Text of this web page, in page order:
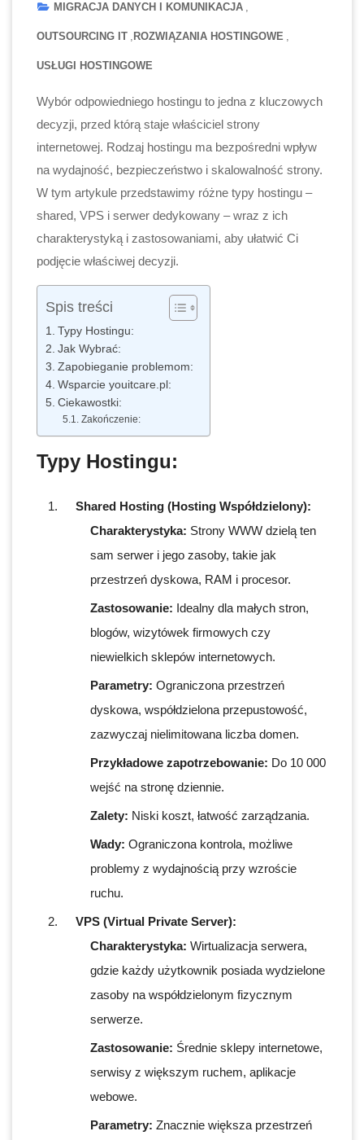
MIGRACJA DANYCH I KOMUNIKACJA
OUTSOURCING IT ROZWIĄZANIA HOSTINGOWE
USŁUGI HOSTINGOWE
Wybór odpowiedniego hostingu to jedna z kluczowych
decyzji, przed którą staje właściciel strony
internetowej. Rodzaj hostingu ma bezpośredni wpływ
na wydajność, bezpieczeństwo i skalowalność strony.
W tym artykule przedstawimy różne typy hostingu –
shared, VPS i serwer dedykowany – wraz z ich
charakterystyką i zastosowaniami, aby ułatwić Ci
podjęcie właściwej decyzji.
Spis treści
Typy Hostingu:
Jak Wybrać:
Zapobieganie problemom:
Wsparcie youitcare.pl:
Ciekawostki:
Zakończenie:
Typy Hostingu:
Shared Hosting (Hosting Współdzielony):
Charakterystyka: Strony WWW dzielą ten
sam serwer i jego zasoby, takie jak
przestrzeń dyskowa, RAM i procesor.
Zastosowanie: Idealny dla małych stron,
blogów, wizytówek firmowych czy
niewielkich sklepów internetowych.
Parametry: Ograniczona przestrzeń
dyskowa, współdzielona przepustowość,
zazwyczaj nielimitowana liczba domen.
Przykładowe zapotrzebowanie: Do 10 000
wejść na stronę dziennie.
Zalety: Niski koszt, łatwość zarządzania.
Wady: Ograniczona kontrola, możliwe
problemy z wydajnością przy wzroście
ruchu.
VPS (Virtual Private Server):
Charakterystyka: Wirtualizacja serwera,
gdzie każdy użytkownik posiada wydzielone
zasoby na współdzielonym fizycznym
serwerze.
Zastosowanie: Średnie sklepy internetowe,
serwisy z większym ruchem, aplikacje
webowe.
Parametry: Znacznie większa przestrzeń